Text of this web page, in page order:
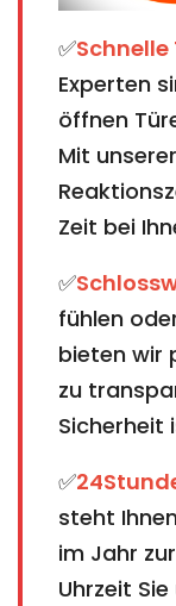
✅
Experten
öffnen
Mit
Zeit bei
✅
fühlen
bieten wir
zu
Sicherheit
✅
steht
im Jahr
Uhrzeit